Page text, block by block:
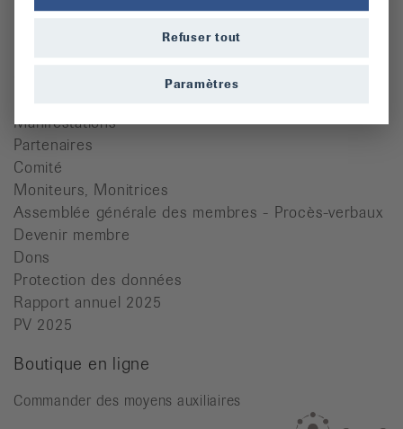
Manifestations
Partenaires
Comité
Moniteurs, Monitrices
Assemblée générale des membres - Procès-verbaux
Devenir membre
Dons
Protection des données
Rapport annuel 2025
PV 2025
Boutique en ligne
Commander des moyens auxiliaires
Refuser tout
Paramètres